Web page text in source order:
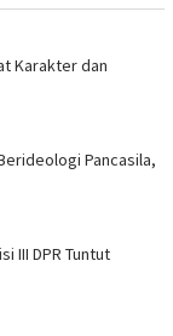
Karakter dan
Pancasila,
III DPR Tuntut